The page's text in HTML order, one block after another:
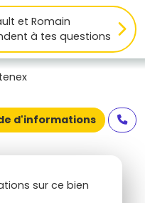
et Romain
à tes questions
d'informations
sur ce bien